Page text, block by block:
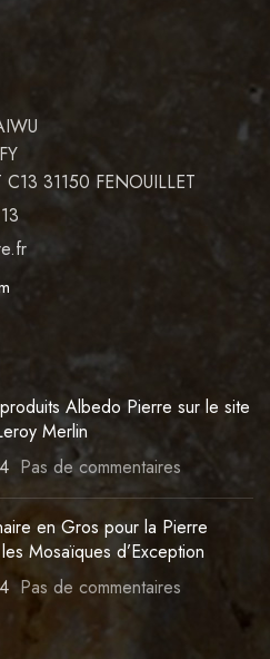
31150 FENOUILLET
Albedo Pierre sur le site
Merlin
Pas de commentaires
en Gros pour la Pierre
Mosaïques d’Exception
Pas de commentaires